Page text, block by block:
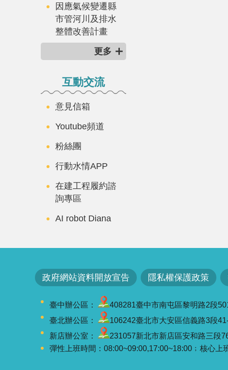
因應氣候變遷縣
市管河川及排水
整體改善計畫
更多
互動交流
意見信箱
Youtube頻道
粉絲團
行動水情APP
在建工程履約諮
詢專區
AI robot Diana
政府網站資料開放宣告 隱私權保護政策
臺中辦公區：
408281臺中市南屯區黎明路2段
臺北辦公區：
106242臺北市大安區信義路3段
新店辦公室：
231057新北市新店區安和路三段
彈性上班時間：08:00~09:00,17:00~18:00﹔核心上